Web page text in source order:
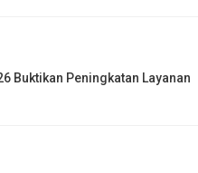
Buktikan Peningkatan Layanan